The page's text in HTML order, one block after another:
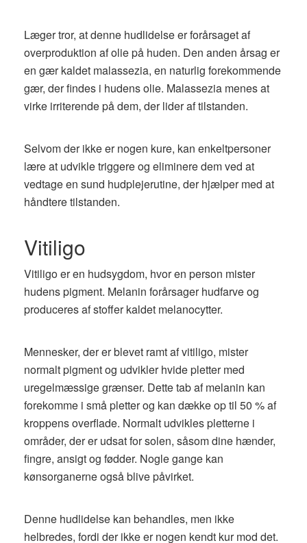
Læger tror, ​​at denne hudlidelse er forårsaget af
overproduktion af olie på huden. Den anden årsag er
en gær kaldet malassezia, en naturlig forekommende
gær, der findes i hudens olie. Malassezia menes at
virke irriterende på dem, der lider af tilstanden.
Selvom der ikke er nogen kure, kan enkeltpersoner
lære at udvikle triggere og eliminere dem ved at
vedtage en sund hudplejerutine, der hjælper med at
håndtere tilstanden.
Vitiligo
Vitiligo er en hudsygdom, hvor en person mister
hudens pigment. Melanin forårsager hudfarve og
produceres af stoffer kaldet melanocytter.
Mennesker, der er blevet ramt af vitiligo, mister
normalt pigment og udvikler hvide pletter med
uregelmæssige grænser. Dette tab af melanin kan
forekomme i små pletter og kan dække op til 50 % af
kroppens overflade. Normalt udvikles pletterne i
områder, der er udsat for solen, såsom dine hænder,
fingre, ansigt og fødder. Nogle gange kan
kønsorganerne også blive påvirket.
Denne hudlidelse kan behandles, men ikke
helbredes, fordi der ikke er nogen kendt kur mod det.